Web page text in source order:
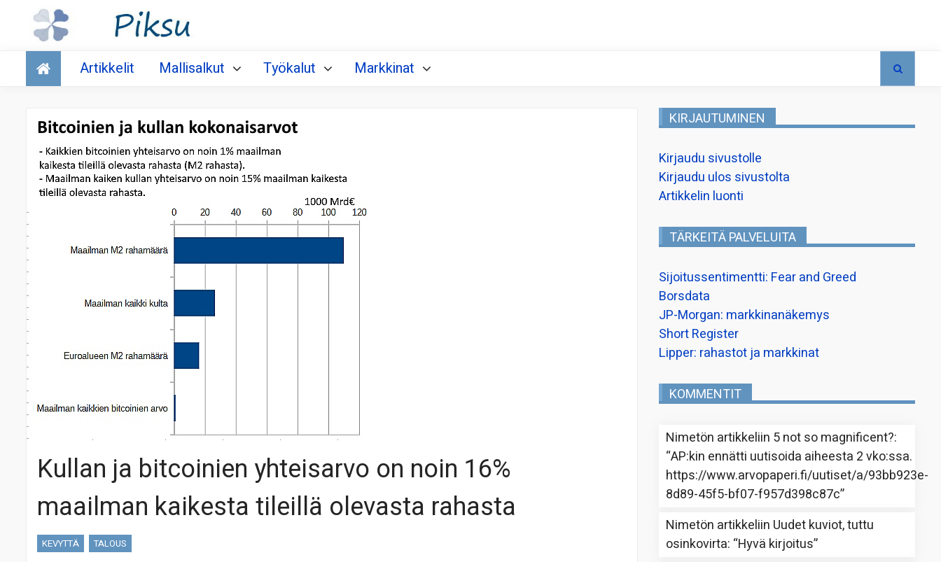
Talous
Artikkelit Mallisalkut Työkalut Markkinat
Kullan ja bitcoinien yhteisarvo on noin 16%
maailman kaikesta tileillä olevasta rahasta
KEVYTTÄ
TALOUS
KIRJAUTUMINEN
Kirjaudu sivustolle
Kirjaudu ulos sivustolta
Artikkelin luonti
TÄRKEITÄ PALVELUITA
Sijoitussentimentti: Fear and Greed
Borsdata
JP-Morgan: markkinanäkemys
Short Register
Lipper: rahastot ja markkinat
KOMMENTIT
Nimetön artikkeliin 5 not so magnificent?:
“AP:kin ennätti uutisoida aiheesta 2 vko:ssa.
https://www.arvopaperi.fi/uutiset/a/93bb923e-
8d89-45f5-bf07-f957d398c87c”
Nimetön artikkeliin Uudet kuviot, tuttu
osinkovirta: “Hyvä kirjoitus”